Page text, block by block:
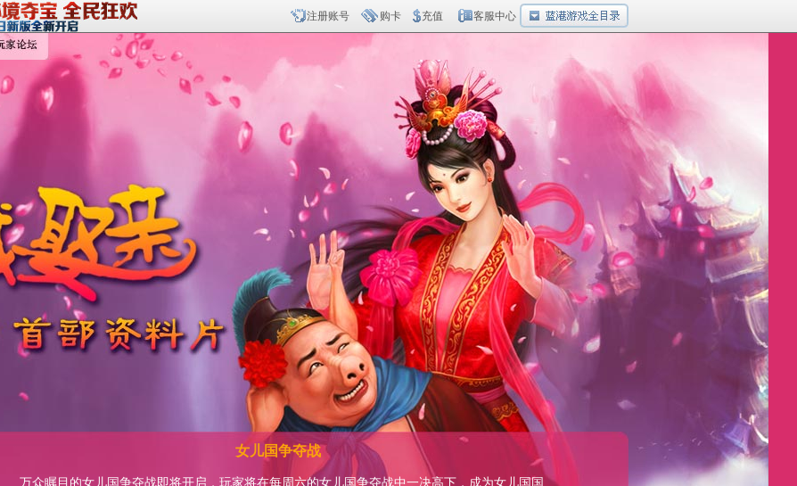
注册账号 购卡 充值 客服中心
女儿国争夺战
万众瞩目的女儿国争夺战即将开启，玩家将在每周六的女儿国争夺战中一决高下，成为女儿国国